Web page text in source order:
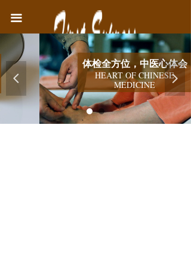
끀
首页
中医院简介
医疗业务
健康教育
联系我们
体检全方位，中医心体会
HEART OF CHINESE
MEDICINE
넳 넲